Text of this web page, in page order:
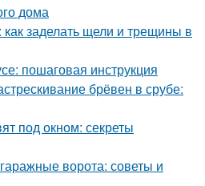
дома
заделать щели и трещины в
пошаговая инструкция
брёвен в срубе:
под окном: секреты
ворота: советы и